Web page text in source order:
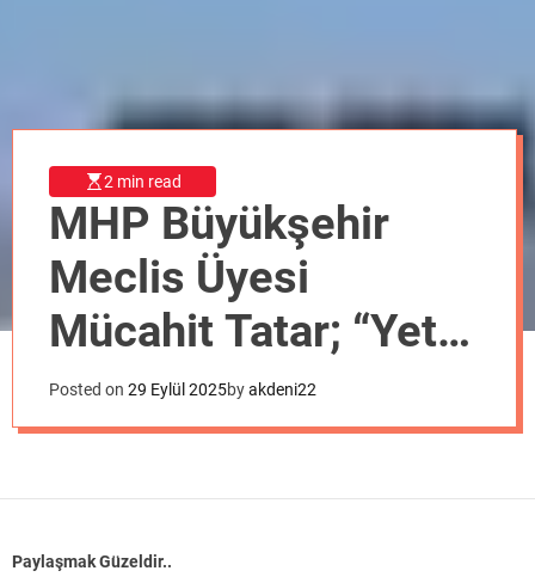
2 min read
MHP Büyükşehir
Meclis Üyesi
Mücahit Tatar; “Yeter
Artık Manavgat
Üniversitesi
Kurulmalıdır”
Posted on 29 Eylül 2025byakdeni22
Paylaşmak Güzeldir..